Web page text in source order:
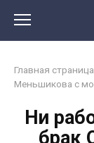
контенту
Главная страница
Меньшикова с
Ни
брак